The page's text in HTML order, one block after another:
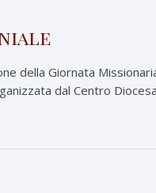
della Giornata
dal Centro